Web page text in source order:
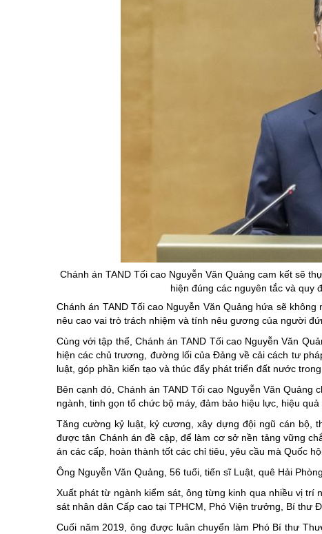
Chánh án TAND Tối cao Nguyễn Văn Quảng cam kết sẽ
hiện đúng các nguyên tắc và quy
Chánh án TAND Tối cao Nguyễn Văn Quảng hứa sẽ
nêu cao vai trò trách nhiệm và tính nêu gương của người
Cùng với tập thể, Chánh án TAND Tối cao Nguyễn Văn
hiện các chủ trương, đường lối của Đảng về cải cách tư
luật, góp phần kiến tạo và thúc đẩy phát triển đất nước
Bên cạnh đó, Chánh án TAND Tối cao Nguyễn Văn
ngành, tinh gọn tổ chức bộ máy, đảm bảo hiệu lực, hiệu
Tăng cường kỷ luật, kỷ cương, xây dựng đội ngũ cán bộ,
được tân Chánh án đề cập, để làm cơ sở nền tảng vững
án các cấp, hoàn thành tốt các chỉ tiêu, yêu cầu mà Quốc
Ông Nguyễn Văn Quảng, 56 tuổi, tiến sĩ Luật, quê Hải
Xuất phát từ ngành kiểm sát, ông từng kinh qua nhiều vị trí
sát nhân dân Cấp cao tại TPHCM, Phó Viện trưởng, Bí thư
Cuối năm 2019, ông được luân chuyển làm Phó Bí thư